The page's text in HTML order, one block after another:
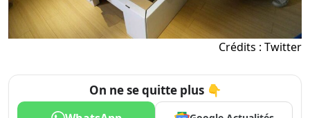
Crédits : Twitter
On ne se quitte plus 👇